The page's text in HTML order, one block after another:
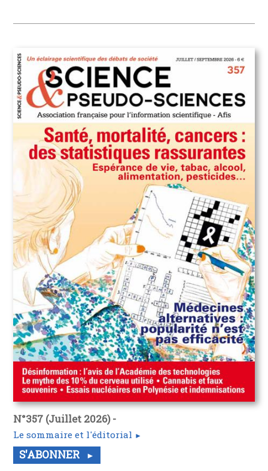
N°357 (Juillet 2026) -
Le sommaire et l'éditorial
S'ABONNER